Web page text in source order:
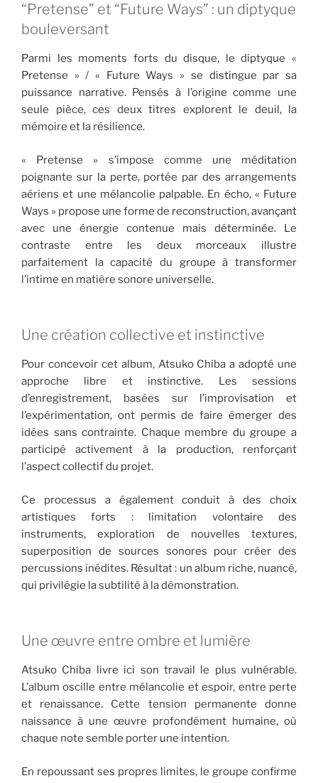
“Pretense” et “Future Ways” : un diptyque
bouleversant
Parmi les moments forts du disque, le diptyque «
Pretense » / « Future Ways » se distingue par sa
puissance narrative. Pensés à l’origine comme une
seule pièce, ces deux titres explorent le deuil, la
mémoire et la résilience.
« Pretense » s’impose comme une méditation
poignante sur la perte, portée par des arrangements
aériens et une mélancolie palpable. En écho, « Future
Ways » propose une forme de reconstruction, avançant
avec une énergie contenue mais déterminée. Le
contraste entre les deux morceaux illustre
parfaitement la capacité du groupe à transformer
l’intime en matière sonore universelle.
Une création collective et instinctive
Pour concevoir cet album, Atsuko Chiba a adopté une
approche libre et instinctive. Les sessions
d’enregistrement, basées sur l’improvisation et
l’expérimentation, ont permis de faire émerger des
idées sans contrainte. Chaque membre du groupe a
participé activement à la production, renforçant
l’aspect collectif du projet.
Ce processus a également conduit à des choix
artistiques forts : limitation volontaire des
instruments, exploration de nouvelles textures,
superposition de sources sonores pour créer des
percussions inédites. Résultat : un album riche, nuancé,
qui privilégie la subtilité à la démonstration.
Une œuvre entre ombre et lumière
Atsuko Chiba livre ici son travail le plus vulnérable.
L’album oscille entre mélancolie et espoir, entre perte
et renaissance. Cette tension permanente donne
naissance à une œuvre profondément humaine, où
chaque note semble porter une intention.
En repoussant ses propres limites, le groupe confirme